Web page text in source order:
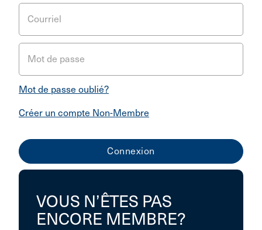
Courriel
Mot de passe
Mot de passe oublié?
Créer un compte Non-Membre
VOUS N’ÊTES PAS
ENCORE MEMBRE?